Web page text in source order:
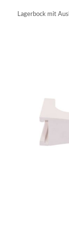
Lagerbock mit